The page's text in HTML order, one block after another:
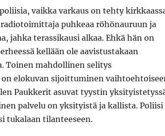
vaikka varkaus on tehty
puhkeaa röhönauruun ja
jahka terassikausi alkaa. Ehkä hän on
kellään ole aavistustakaan
Toinen mahdollinen selitys
elokuvan sijoittuminen
Paukkerit asuvat tyystin
palvelu on yksityistä ja kallista. Poliisi
tukalaan tilanteeseen.